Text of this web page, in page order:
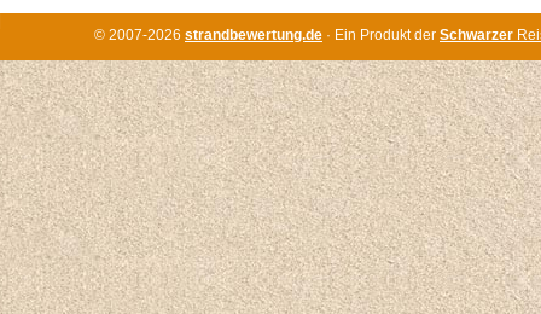
© 2007-2026 strandbewertung.de · Ein Produkt der Schwarzer